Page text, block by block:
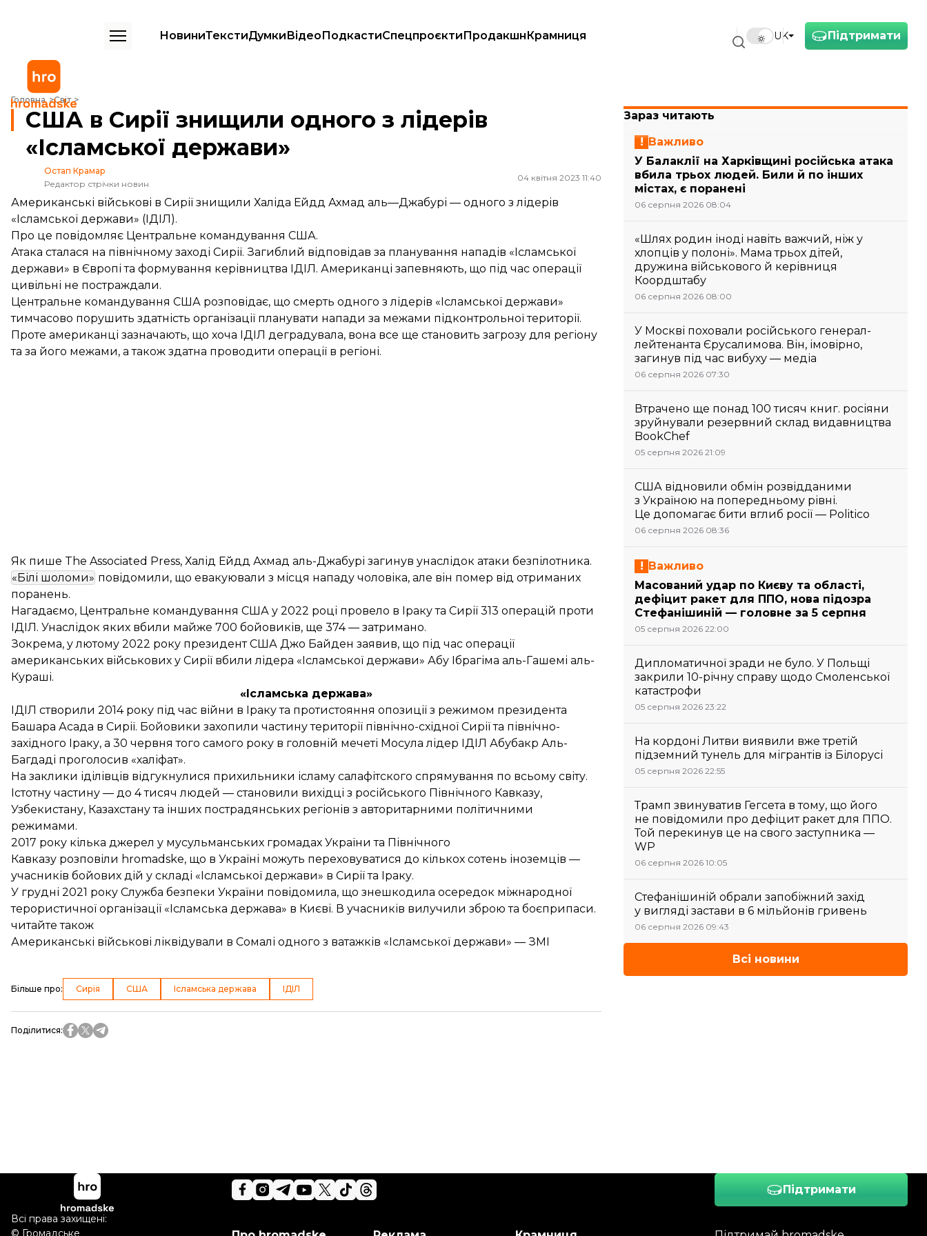
Підтримати
UK
НовиниТекстиДумкиВідеоПодкастиСпецпроєктиПродакшнКрамниця
Головна Світ
США в Сирії знищили одного з лідерів «Ісламської держави»
США в Сирії знищили одного з лідерів
«Ісламської держави»
Остап Крамар
Редактор стрічки новин
04 квітня 2023 11:40
Американські військові в Сирії знищили Халіда Ейдд Ахмад аль—Джабурі — одного з лідерів
«Ісламської держави» (ІДІЛ).
Про це повідомляє Центральне командування США.
Атака сталася на північному заході Сирії. Загиблий відповідав за планування нападів «Ісламської
держави» в Європі та формування керівництва ІДІЛ. Американці запевняють, що під час операції
цивільні не постраждали.
Центральне командування США розповідає, що смерть одного з лідерів «Ісламської держави»
тимчасово порушить здатність організації планувати напади за межами підконтрольної території.
Проте американці зазначають, що хоча ІДІЛ деградувала, вона все ще становить загрозу для регіону
та за його межами, а також здатна проводити операції в регіоні.
Як пише The Associated Press, Халід Ейдд Ахмад аль-Джабурі загинув унаслідок атаки безпілотника.
«Білі шоломи» повідомили, що евакуювали з місця нападу чоловіка, але він помер від отриманих
поранень.
Нагадаємо, Центральне командування США у 2022 році провело в Іраку та Сирії 313 операцій проти
ІДІЛ. Унаслідок яких вбили майже 700 бойовиків, ще 374 — затримано.
Зокрема, у лютому 2022 року президент США Джо Байден заявив, що під час операції
американських військових у Сирії вбили лідера «Ісламської держави» Абу Ібрагіма аль-Гашемі аль-
Кураші.
«Ісламська держава»
ІДІЛ створили 2014 року під час війни в Іраку та протистояння опозиції з режимом президента
Башара Асада в Сирії. Бойовики захопили частину території північно-східної Сирії та північно-
західного Іраку, а 30 червня того самого року в головній мечеті Мосула лідер ІДІЛ Абубакр Аль-
Багдаді проголосив «халіфат».
На заклики іділівців відгукнулися прихильники ісламу салафітского спрямування по всьому світу.
Істотну частину — до 4 тисяч людей — становили вихідці з російського Північного Кавказу,
Узбекистану, Казахстану та інших пострадянських регіонів з авторитарними політичними
режимами.
2017 року кілька джерел у мусульманських громадах України та Північного
Кавказу розповіли hromadske, що в Україні можуть переховуватися до кількох сотень іноземців —
учасників бойових дій у складі «Ісламської держави» в Сирії та Іраку.
У грудні 2021 року Служба безпеки України повідомила, що знешкодила осередок міжнародної
терористичної організації «Ісламська держава» в Києві. В учасників вилучили зброю та боєприпаси.
читайте також
Американські військові ліквідували в Сомалі одного з ватажків «Ісламської держави» — ЗМІ
Більше про: Сирія США Ісламська держава ІДІЛ
Поділитися:
Зараз читають
Важливо
У Балаклії на Харківщині російська атака
вбила трьох людей. Били й по інших
містах, є поранені
06 серпня 2026 08:04
«Шлях родин іноді навіть важчий, ніж у
хлопців у полоні». Мама трьох дітей,
дружина військового й керівниця
Коордштабу
06 серпня 2026 08:00
У Москві поховали російського генерал-
лейтенанта Єрусалимова. Він, імовірно,
загинув під час вибуху — медіа
06 серпня 2026 07:30
Втрачено ще понад 100 тисяч книг. росіяни
зруйнували резервний склад видавництва
BookChef
05 серпня 2026 21:09
США відновили обмін розвідданими
з Україною на попередньому рівні.
Це допомагає бити вглиб росії — Politico
06 серпня 2026 08:36
Важливо
Масований удар по Києву та області,
дефіцит ракет для ППО, нова підозра
Стефанішиній — головне за 5 серпня
05 серпня 2026 22:00
Дипломатичної зради не було. У Польщі
закрили 10-річну справу щодо Смоленської
катастрофи
05 серпня 2026 23:22
На кордоні Литви виявили вже третій
підземний тунель для мігрантів із Білорусі
05 серпня 2026 22:55
Трамп звинуватив Гегсета в тому, що його
не повідомили про дефіцит ракет для ППО.
Той перекинув це на свого заступника —
WP
06 серпня 2026 10:05
Стефанішиній обрали запобіжний захід
у вигляді застави в 6 мільйонів гривень
06 серпня 2026 09:43
Всі новини
Підтримати
Всі права захищені: